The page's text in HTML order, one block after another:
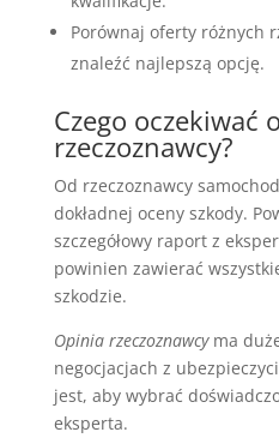
Porównaj oferty różnych
znaleźć najlepszą opcję.
Czego oczekiwać
rzeczoznawcy?
Od rzeczoznawcy
dokładnej oceny szkody.
szczegółowy raport z
powinien zawierać
szkodzie.
Opinia rzeczoznawcyma
negocjacjach z
jest, aby wybrać
eksperta.